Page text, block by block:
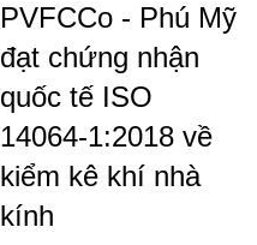
PVFCCo - Phú Mỹ
đạt chứng nhận
quốc tế ISO
14064-1:2018 về
kiểm kê khí nhà
kính